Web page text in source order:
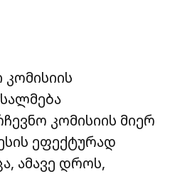
კომისიის
კომისიის მიერ
ეფექტურად
ამავე დროს,